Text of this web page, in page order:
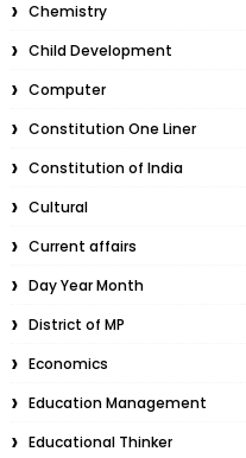
Chemistry
Child Development
Computer
Constitution One Liner
Constitution of India
Cultural
Current affairs
Day Year Month
District of MP
Economics
Education Management
Educational Thinker